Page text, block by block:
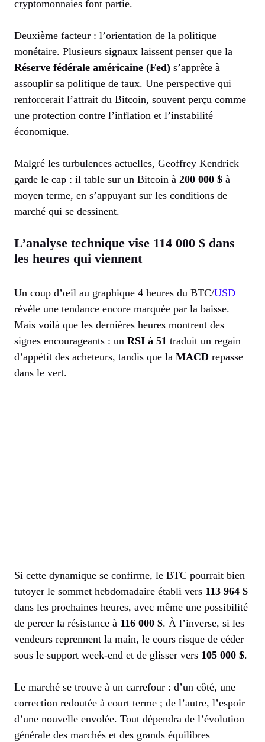
cryptomonnaies font partie.
Deuxième facteur : l’orientation de la politique
monétaire. Plusieurs signaux laissent penser que la
Réserve fédérale américaine (Fed) s’apprête à
assouplir sa politique de taux. Une perspective qui
renforcerait l’attrait du Bitcoin, souvent perçu comme
une protection contre l’inflation et l’instabilité
économique.
Malgré les turbulences actuelles, Geoffrey Kendrick
garde le cap : il table sur un Bitcoin à 200 000 $ à
moyen terme, en s’appuyant sur les conditions de
marché qui se dessinent.
L’analyse technique vise 114 000 $ dans
les heures qui viennent
Un coup d’œil au graphique 4 heures du BTC/USD
révèle une tendance encore marquée par la baisse.
Mais voilà que les dernières heures montrent des
signes encourageants : un RSI à 51 traduit un regain
d’appétit des acheteurs, tandis que la MACD repasse
dans le vert.
Si cette dynamique se confirme, le BTC pourrait bien
tutoyer le sommet hebdomadaire établi vers 113 964 $
dans les prochaines heures, avec même une possibilité
de percer la résistance à 116 000 $. À l’inverse, si les
vendeurs reprennent la main, le cours risque de céder
sous le support week-end et de glisser vers 105 000 $.
Le marché se trouve à un carrefour : d’un côté, une
correction redoutée à court terme ; de l’autre, l’espoir
d’une nouvelle envolée. Tout dépendra de l’évolution
générale des marchés et des grands équilibres